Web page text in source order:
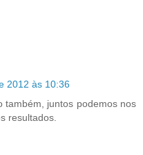
2012 às 10:36
também, juntos podemos nos
resultados.